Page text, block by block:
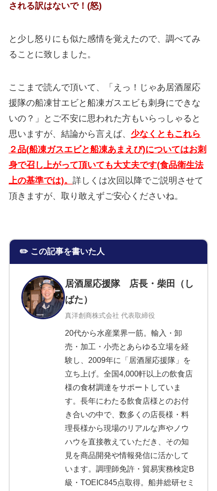
される訳はないで！(怒)
と少し怒りにも似た感情を覚えたので、調べてみ
ることに致しました。
ここまで読んで頂いて、「えっ！じゃあ居酒屋応
援隊の船凍甘エビと船凍ガスエビも刺身にできな
いの？」とご不安に思われた方もいらっしゃると
思いますが、結論から言えば、 少なくともこれら
２品(船凍ガスエビと船凍あまえび)についてはお刺
身で召し上がって頂いても大丈夫です(食品衛生法
上の基準では)。 詳しくは次回以降でご説明させて
頂きますが、取り敢えずご安心くださいね。
✏️ この記事を書いた人
居酒屋応援隊 店長・柴田（し
ばた）
真洋創商株式会社 代表取締役
20代から水産業界一筋。輸入・卸
売・加工・小売とあらゆる立場を経
験し、2009年に「居酒屋応援隊」を
立ち上げ。全国4,000軒以上の飲食店
様の食材調達をサポートしていま
す。長年にわたる飲食店様とのお付
き合いの中で、数多くの店長様・料
理長様から現場のリアルな声やノウ
ハウを直接教えていただき、その知
見を商品開発や情報発信に活かして
います。調理師免許・貿易実務検定B
級・TOEIC845点取得。船井総研セミ